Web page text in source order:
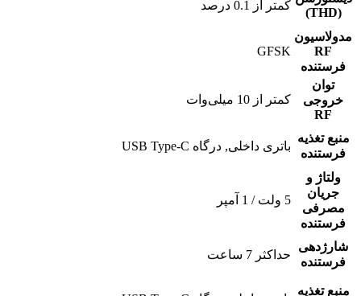
(THD)
کمتر از 0.1 درصد
مدولاسیون
RF
فرستنده
GFSK
توان
خروجی
RF
کمتر از 10 میلی‌وات
منبع تغذیه
فرستنده
باتری داخلی, درگاه USB Type-C
ولتاژ و
جریان
مصرفی
فرستنده
5 ولت / 1 آمپر
شارژدهی
فرستنده
حداکثر 7 ساعت
منبع تغذیه